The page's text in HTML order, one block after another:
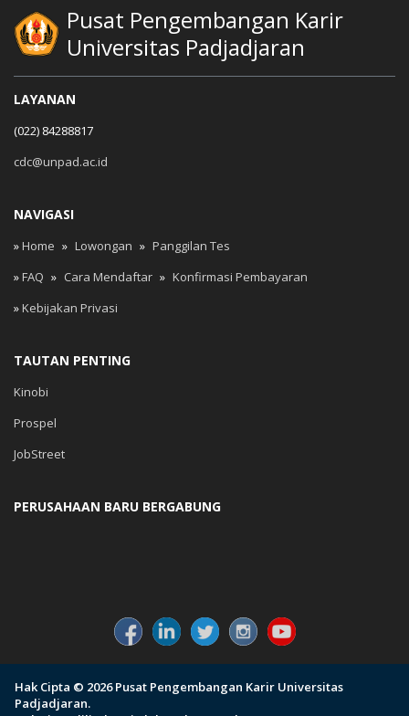
Pusat Pengembangan Karir
Universitas Padjadjaran
LAYANAN
(022) 84288817
cdc@unpad.ac.id
NAVIGASI
»Home » Lowongan » Panggilan Tes
»FAQ » Cara Mendaftar » Konfirmasi Pembayaran
»Kebijakan Privasi
TAUTAN PENTING
Kinobi
Prospel
JobStreet
PERUSAHAAN BARU BERGABUNG
Hak Cipta © 2026 Pusat Pengembangan Karir Universitas
Padjadjaran.